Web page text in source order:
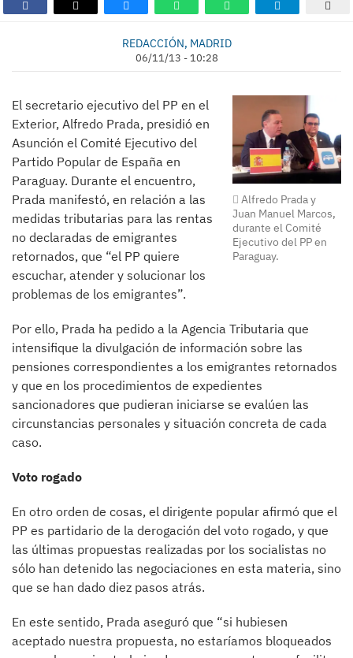
REDACCIÓN, MADRID
06/11/13 - 10:28
Alfredo Prada y
Juan Manuel Marcos,
durante el Comité
Ejecutivo del PP en
Paraguay.
El secretario ejecutivo del PP en el
Exterior, Alfredo Prada, presidió en
Asunción el Comité Ejecutivo del
Partido Popular de España en
Paraguay. Durante el encuentro,
Prada manifestó, en relación a las
medidas tributarias para las rentas
no declaradas de emigrantes
retornados, que “el PP quiere
escuchar, atender y solucionar los
problemas de los emigrantes”.
Por ello, Prada ha pedido a la Agencia Tributaria que
intensifique la divulgación de información sobre las
pensiones correspondientes a los emigrantes retornados
y que en los procedimientos de expedientes
sancionadores que pudieran iniciarse se evalúen las
circunstancias personales y situación concreta de cada
caso.
Voto rogado
En otro orden de cosas, el dirigente popular afirmó que el
PP es partidario de la derogación del voto rogado, y que
las últimas propuestas realizadas por los socialistas no
sólo han detenido las negociaciones en esta materia, sino
que se han dado diez pasos atrás.
En este sentido, Prada aseguró que “si hubiesen
aceptado nuestra propuesta, no estaríamos bloqueados